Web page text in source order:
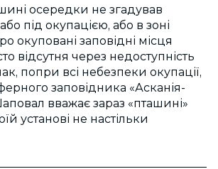
осередки не згадував
під окупацією, або в зоні
окуповані заповідні місця
відсутня через недоступність
попри всі небезпеки окупації,
заповідника «Асканія-
вважає зараз «пташині»
установі не настільки